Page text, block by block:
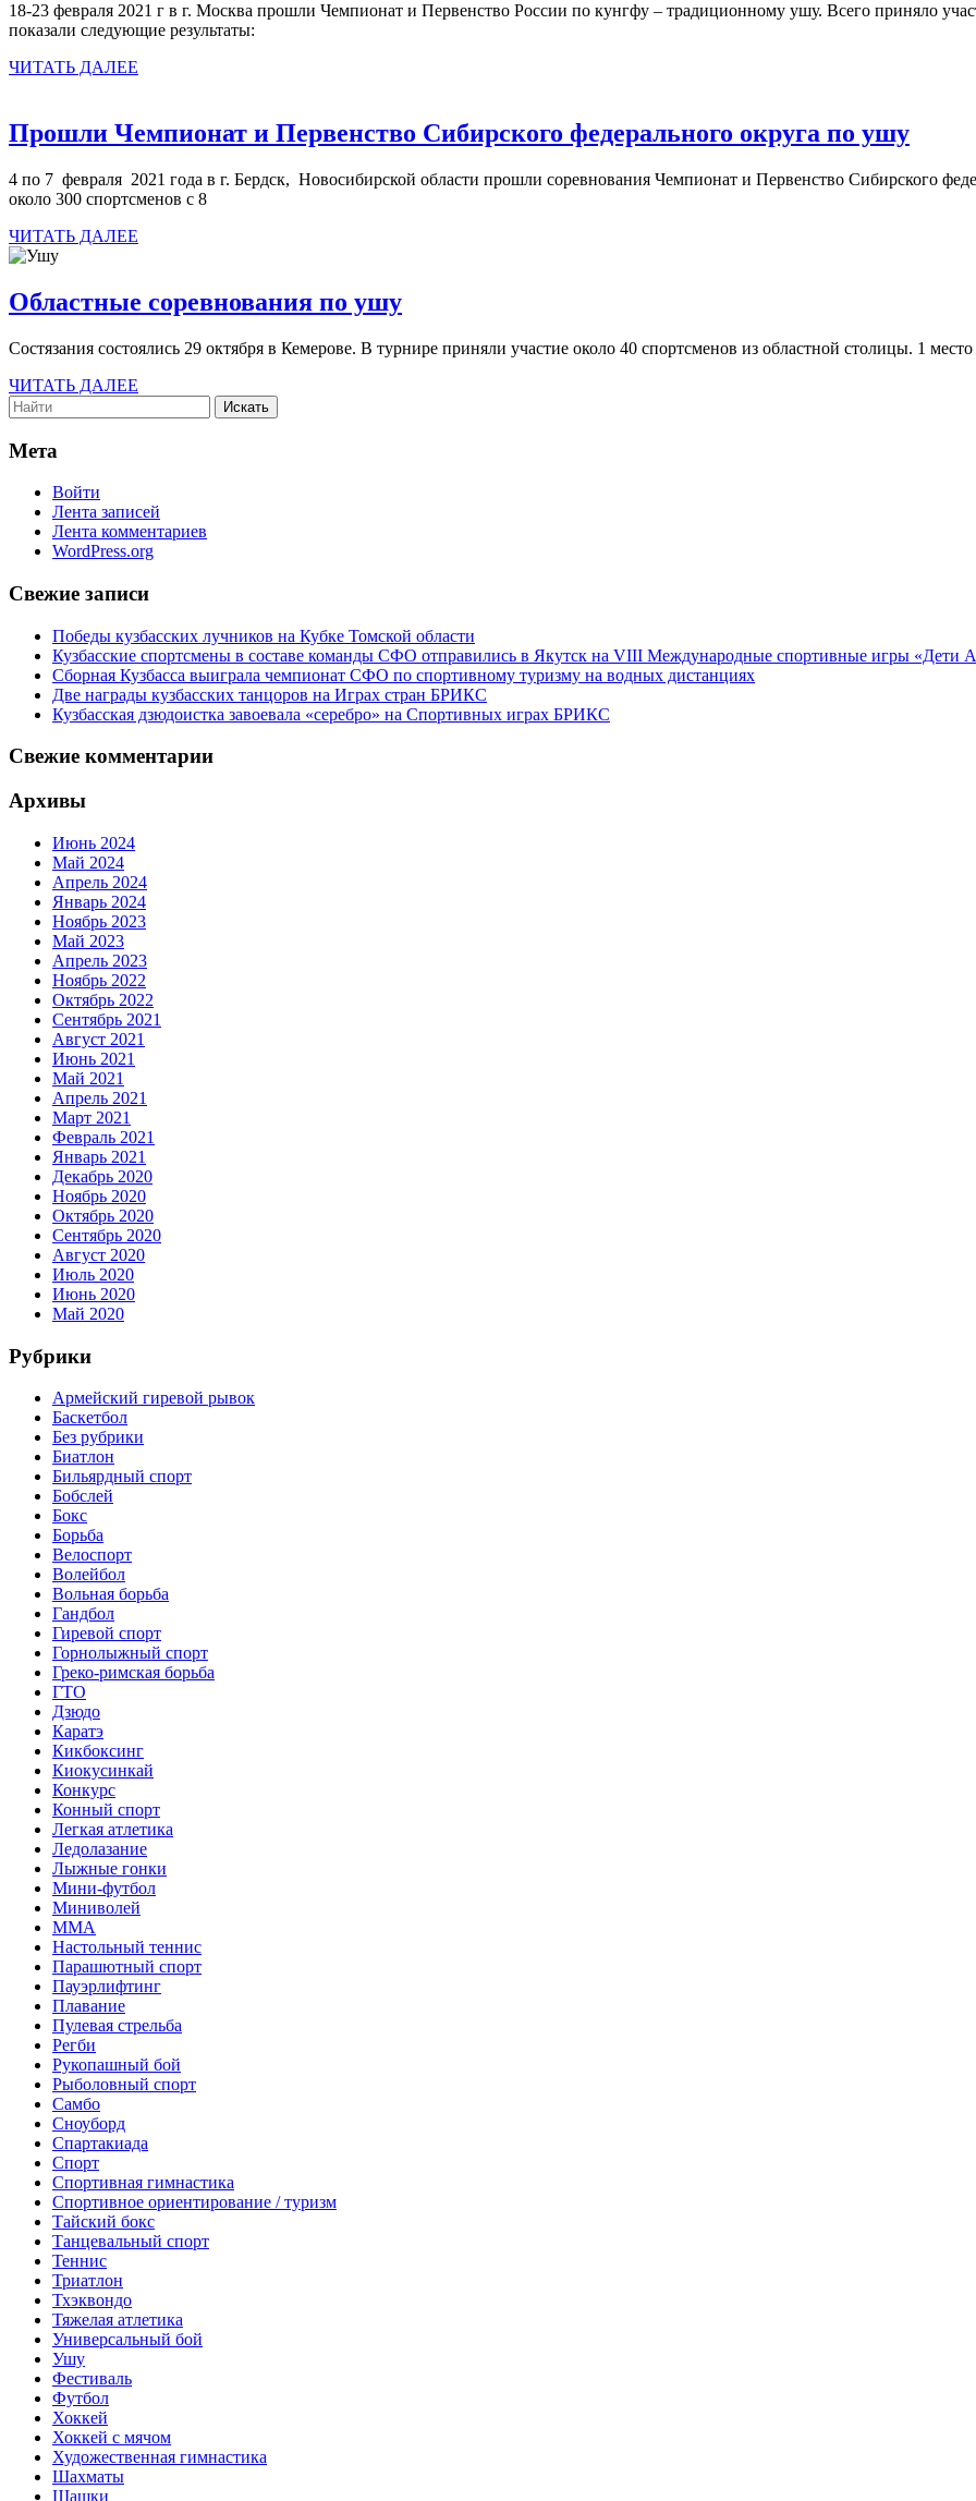
борцов
18-23 февраля 2021 г в г. Москва прошли Чемпионат и Первенство России по кунгфу – традиционному ушу. Всего приняло
показали следующие результаты:
ЧИТАТЬ ДАЛЕЕ
Прошли Чемпионат и Первенство Сибирского федерального округа по ушу
и
по
4 по 7 февраля 2021 года в г. Бердск, Новосибирской области прошли соревнования Чемпионат и Первенство Сибирского
около 300 спортсменов с 8
ЧИТАТЬ ДАЛЕЕ
Областные соревнования по ушуОбластные
по
Состязания состоялись 29 октября в Кемерове. В турнире приняли участие около 40 спортсменов из областной
ЧИТАТЬ ДАЛЕЕ
Search
for:
Мета
Войти
Лента записей
Лента комментариев
WordPress.org
Свежие записи
Победы кузбасских лучников на Кубке Томской области
Кузбасские спортсмены в составе команды СФО отправились в Якутск на VIII Международные спортивные игры «Дети
Сборная Кузбасса выиграла чемпионат СФО по спортивному туризму на водных дистанциях
Две награды кузбасских танцоров на Играх стран БРИКС
Кузбасская дзюдоистка завоевала «серебро» на Спортивных играх БРИКС
Свежие комментарии
Архивы
Июнь 2024
Май 2024
Апрель 2024
Январь 2024
Ноябрь 2023
Май 2023
Апрель 2023
Ноябрь 2022
Октябрь 2022
Сентябрь 2021
Август 2021
Июнь 2021
Май 2021
Апрель 2021
Март 2021
Февраль 2021
Январь 2021
Декабрь 2020
Ноябрь 2020
Октябрь 2020
Сентябрь 2020
Август 2020
Июль 2020
Июнь 2020
Май 2020
Рубрики
Армейский гиревой рывок
Баскетбол
Без рубрики
Биатлон
Бильярдный спорт
Бобслей
Бокс
Борьба
Велоспорт
Волейбол
Вольная борьба
Гандбол
Гиревой спорт
Горнолыжный спорт
Греко-римская борьба
ГТО
Дзюдо
Каратэ
Кикбоксинг
Киокусинкай
Конкурс
Конный спорт
Легкая атлетика
Ледолазание
Лыжные гонки
Мини-футбол
Миниволей
ММА
Настольный теннис
Парашютный спорт
Пауэрлифтинг
Плавание
Пулевая стрельба
Регби
Рукопашный бой
Рыболовный спорт
Самбо
Сноуборд
Спартакиада
Спорт
Спортивная гимнастика
Спортивное ориентирование / туризм
Тайский бокс
Танцевальный спорт
Теннис
Триатлон
Тхэквондо
Тяжелая атлетика
Универсальный бой
Ушу
Фестиваль
Футбол
Хоккей
Хоккей с мячом
Художественная гимнастика
Шахматы
Шашки